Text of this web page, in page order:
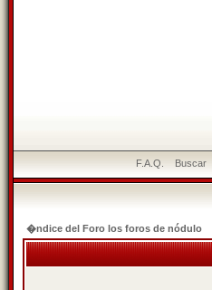
F.A.Q. Buscar
�ndice del Foro los foros de nódulo